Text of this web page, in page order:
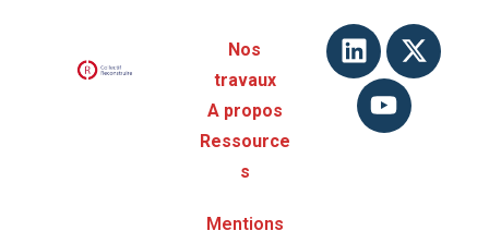
Nos
travaux
A propos
Ressource
s
Mentions